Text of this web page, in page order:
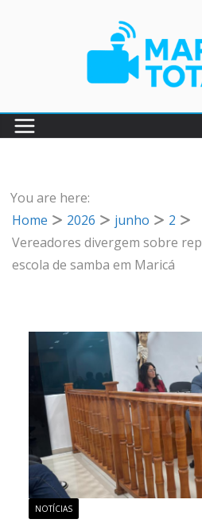
You are here:
Home
2026 junho
2
Vereadores divergem sobre
escola de samba em Maricá
NOTÍCIAS